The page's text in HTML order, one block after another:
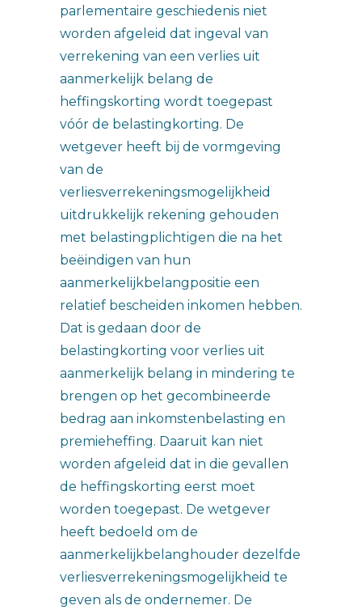
parlementaire geschiedenis niet
worden afgeleid dat ingeval van
verrekening van een verlies uit
aanmerkelijk belang de
heffingskorting wordt toegepast
vóór de belastingkorting. De
wetgever heeft bij de vormgeving
van de
verliesverrekeningsmogelijkheid
uitdrukkelijk rekening gehouden
met belastingplichtigen die na het
beëindigen van hun
aanmerkelijkbelangpositie een
relatief bescheiden inkomen hebben.
Dat is gedaan door de
belastingkorting voor verlies uit
aanmerkelijk belang in mindering te
brengen op het gecombineerde
bedrag aan inkomstenbelasting en
premieheffing. Daaruit kan niet
worden afgeleid dat in die gevallen
de heffingskorting eerst moet
worden toegepast. De wetgever
heeft bedoeld om de
aanmerkelijkbelanghouder dezelfde
verliesverrekeningsmogelijkheid te
geven als de ondernemer. De